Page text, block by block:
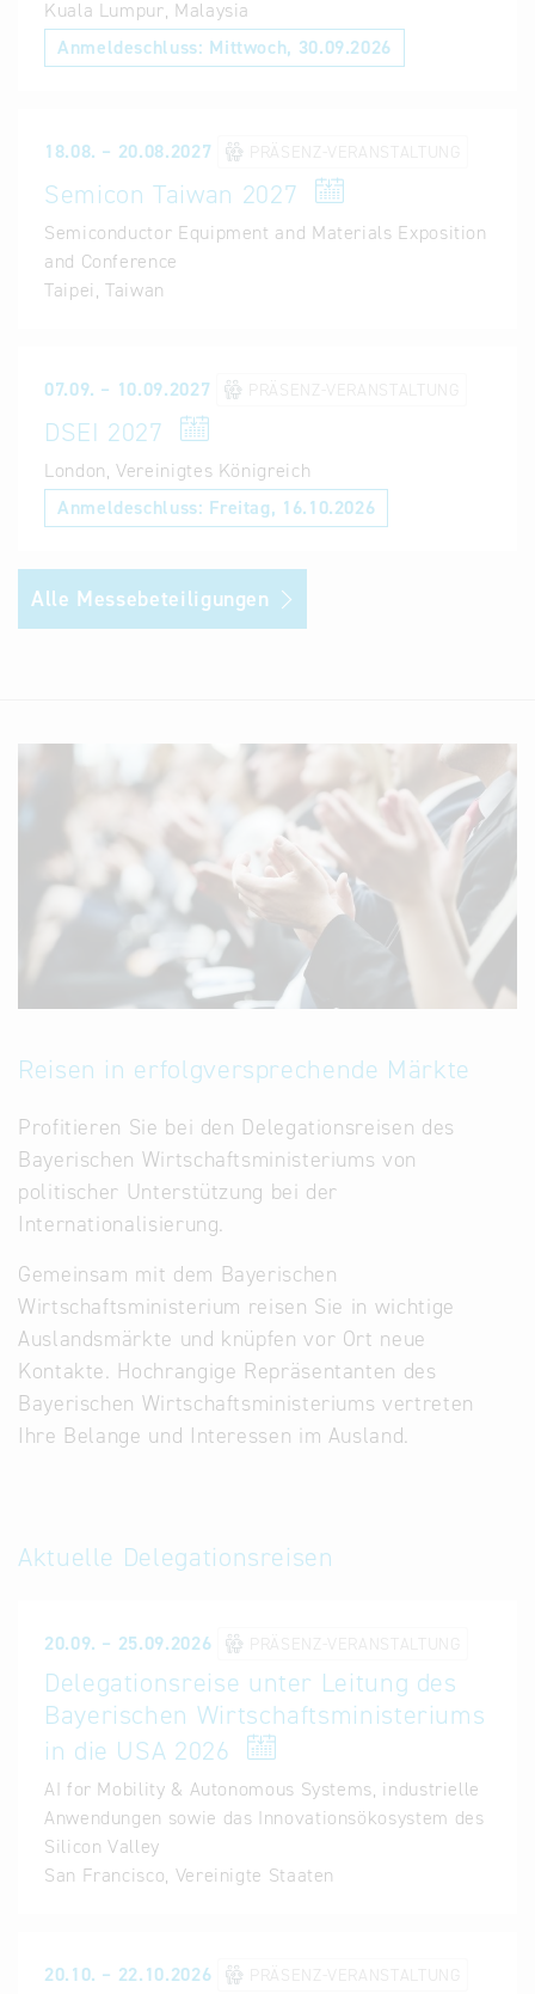
Kuala Lumpur, Malaysia
Anmeldeschluss: Mittwoch, 30.09.2026
18.08. – 20.08.2027 PRÄSENZ-VERANSTALTUNG
Semicon Taiwan 2027
Semiconductor Equipment and Materials Exposition
and Conference
Taipei, Taiwan
07.09. – 10.09.2027 PRÄSENZ-VERANSTALTUNG
DSEI 2027
London, Vereinigtes Königreich
Anmeldeschluss: Freitag, 16.10.2026
Alle Messebeteiligungen
Reisen in erfolgversprechende Märkte
Profitieren Sie bei den Delegationsreisen des
Bayerischen Wirtschaftsministeriums von
politischer Unterstützung bei der
Internationalisierung.
Gemeinsam mit dem Bayerischen
Wirtschaftsministerium reisen Sie in wichtige
Auslandsmärkte und knüpfen vor Ort neue
Kontakte. Hochrangige Repräsentanten des
Bayerischen Wirtschaftsministeriums vertreten
Ihre Belange und Interessen im Ausland.
Aktuelle Delegationsreisen
20.09. – 25.09.2026 PRÄSENZ-VERANSTALTUNG
Delegationsreise unter Leitung des
Bayerischen Wirtschaftsministeriums
in die USA 2026
AI for Mobility & Autonomous Systems, industrielle
Anwendungen sowie das Innovationsökosystem des
Silicon Valley
San Francisco, Vereinigte Staaten
20.10. – 22.10.2026 PRÄSENZ-VERANSTALTUNG